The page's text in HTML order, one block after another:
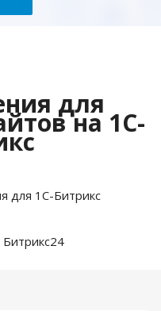
для
на 1С-
для 1С-Битрикс